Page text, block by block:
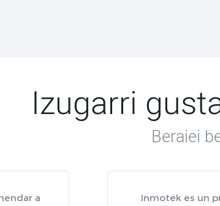
Izugarri
Beraiei
a
Inmotek es un